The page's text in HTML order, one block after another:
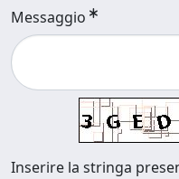
Messaggio
Inserire la stringa